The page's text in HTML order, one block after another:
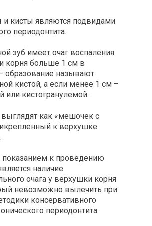
и кисты являются подвидами
периодонтита.
зуб имеет очаг воспаления
корня больше 1 см в
образование называют
кистой, а если менее 1 см –
или кистогранулемой.
выглядят как «мешочек с
к верхушке
к проведению
наличие
очага у верхушки корня
невозможно вылечить при
консервативного
периодонтита.